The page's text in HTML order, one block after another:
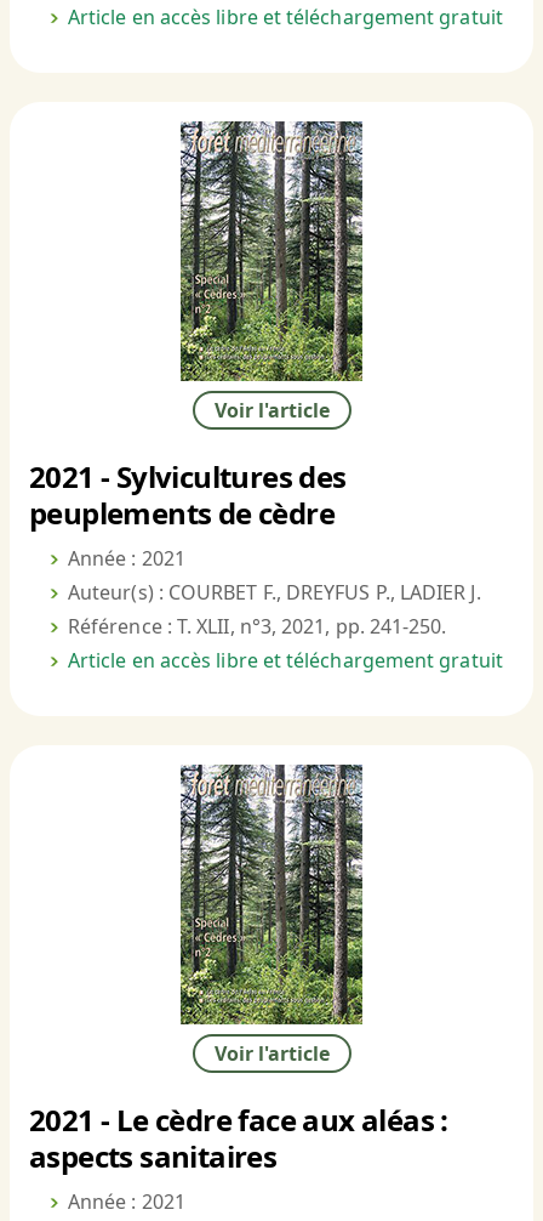
Article en accès libre et téléchargement gratuit
Voir l'article
2021 - Sylvicultures des
peuplements de cèdre
Année : 2021
Auteur(s) : COURBET F., DREYFUS P., LADIER J.
Référence : T. XLII, n°3, 2021, pp. 241-250.
Article en accès libre et téléchargement gratuit
Voir l'article
2021 - Le cèdre face aux aléas :
aspects sanitaires
Année : 2021